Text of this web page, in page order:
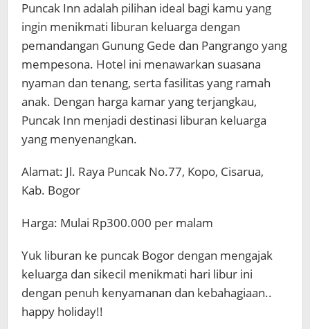
Puncak Inn adalah pilihan ideal bagi kamu yang
ingin menikmati liburan keluarga dengan
pemandangan Gunung Gede dan Pangrango yang
mempesona. Hotel ini menawarkan suasana
nyaman dan tenang, serta fasilitas yang ramah
anak. Dengan harga kamar yang terjangkau,
Puncak Inn menjadi destinasi liburan keluarga
yang menyenangkan.
Alamat: Jl. Raya Puncak No.77, Kopo, Cisarua,
Kab. Bogor
Harga: Mulai Rp300.000 per malam
Yuk liburan ke puncak Bogor dengan mengajak
keluarga dan sikecil menikmati hari libur ini
dengan penuh kenyamanan dan kebahagiaan..
happy holiday!!